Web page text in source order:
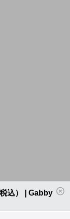
込） | Gabby